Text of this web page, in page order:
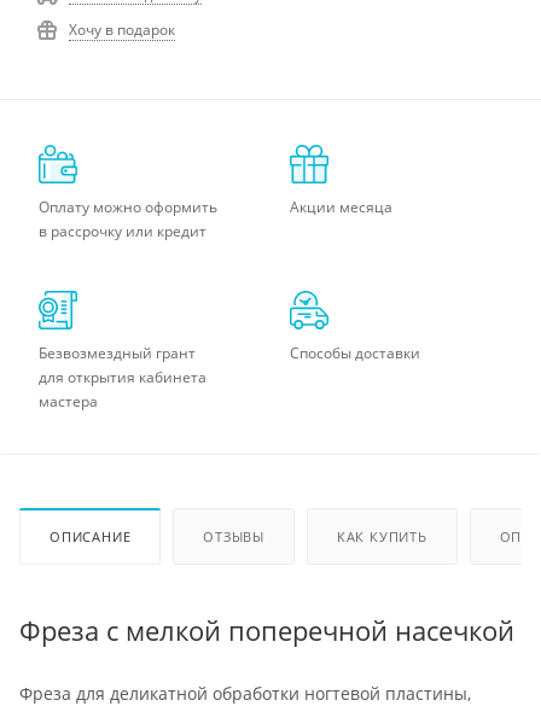
Хочу в подарок
Оплату можно оформить
в рассрочку или кредит
Акции месяца
Безвозмездный грант
для открытия кабинета
мастера
Способы доставки
ОПИСАНИЕ ОТЗЫВЫ КАК КУПИТЬ
Фреза с мелкой поперечной насечкой
Фреза для деликатной обработки ногтевой пластины,